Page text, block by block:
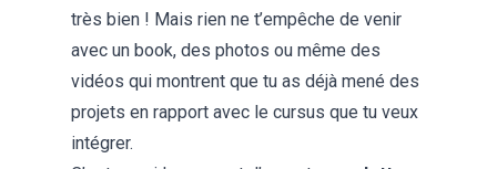
très bien ! Mais rien ne t’empêche de venir
avec un book, des photos ou même des
vidéos qui montrent que tu as déjà mené des
projets en rapport avec le cursus que tu veux
intégrer.